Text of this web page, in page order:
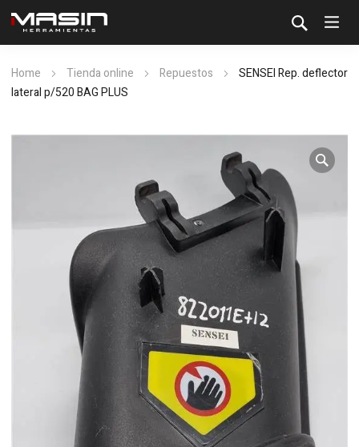
Home Tienda online Repuestos
SENSEI Rep. deflector
lateral p/520 BAG PLUS